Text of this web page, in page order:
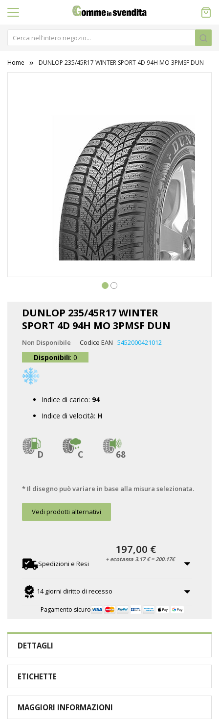
Home DUNLOP 235/45R17 WINTER SPORT 4D 94H MO 3PMSF DUN
DUNLOP 235/45R17 WINTER
SPORT 4D 94H MO 3PMSF DUN
Non Disponibile Codice EAN 5452000421012
Disponibili: 0
Indice di carico: 94
Indice di velocità: H
D C 68
* Il disegno può variare in base alla misura selezionata.
Vedi prodotti alternativi
Spedizioni e Resi
14 giorni diritto di recesso
Pagamento sicuro
197,00 €
+ ecotassa 3.17 € = 200.17€
galleria
immagini
DETTAGLI
ETICHETTE
MAGGIORI INFORMAZIONI